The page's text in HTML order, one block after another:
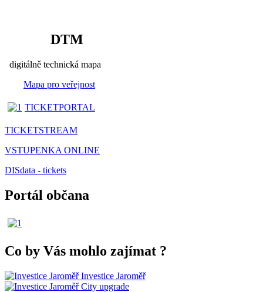
DTM
digitálně technická mapa
Mapa pro veřejnost
TICKETPORTAL
TICKETSTREAM
VSTUPENKA ONLINE
DISdata - tickets
Portál občana
Co by Vás mohlo zajímat ?
Investice Jaroměř
City upgrade